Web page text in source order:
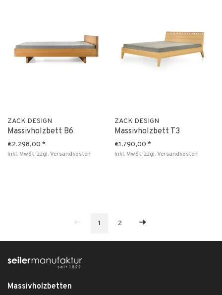
ZACK DESIGN
Massivholzbett B6
€2.298,00 *
Inkl. MwSt. zzgl.Versandkosten
ZACK DESIGN
Massivholzbett T3
€1.790,00 *
Inkl. MwSt. zzgl.Versandkosten
1 2
Massivholzbetten